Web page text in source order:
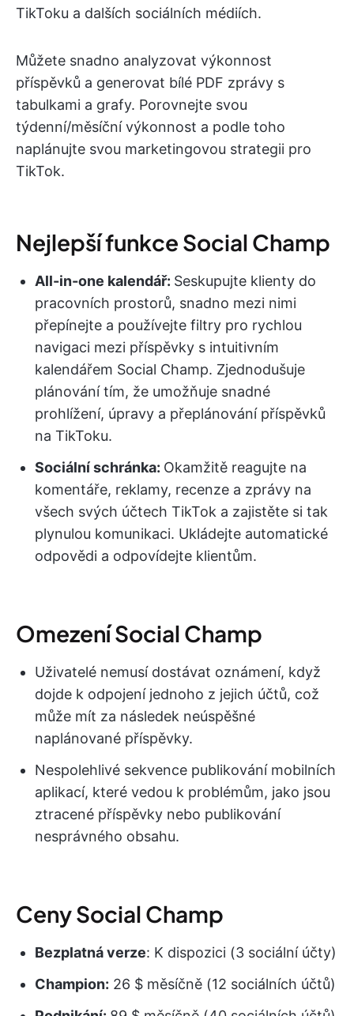
TikToku a dalších sociálních médiích.
Můžete snadno analyzovat výkonnost
příspěvků a generovat bílé PDF zprávy s
tabulkami a grafy. Porovnejte svou
týdenní/měsíční výkonnost a podle toho
naplánujte svou marketingovou strategii pro
TikTok.
Nejlepší funkce Social Champ
All-in-one kalendář: Seskupujte klienty do
pracovních prostorů, snadno mezi nimi
přepínejte a používejte filtry pro rychlou
navigaci mezi příspěvky s intuitivním
kalendářem Social Champ. Zjednodušuje
plánování tím, že umožňuje snadné
prohlížení, úpravy a přeplánování příspěvků
na TikToku.
Sociální schránka: Okamžitě reagujte na
komentáře, reklamy, recenze a zprávy na
všech svých účtech TikTok a zajistěte si tak
plynulou komunikaci. Ukládejte automatické
odpovědi a odpovídejte klientům.
Omezení Social Champ
Uživatelé nemusí dostávat oznámení, když
dojde k odpojení jednoho z jejich účtů, což
může mít za následek neúspěšné
naplánované příspěvky.
Nespolehlivé sekvence publikování mobilních
aplikací, které vedou k problémům, jako jsou
ztracené příspěvky nebo publikování
nesprávného obsahu.
Ceny Social Champ
Bezplatná verze: K dispozici (3 sociální účty)
Champion: 26 $ měsíčně (12 sociálních účtů)